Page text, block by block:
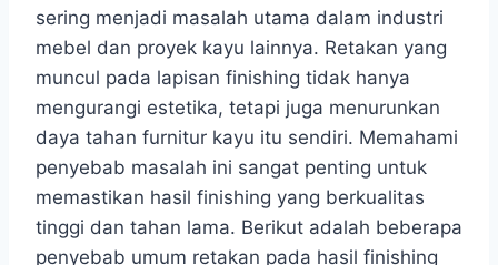
sering menjadi masalah utama dalam industri
mebel dan proyek kayu lainnya. Retakan yang
muncul pada lapisan finishing tidak hanya
mengurangi estetika, tetapi juga menurunkan
daya tahan furnitur kayu itu sendiri. Memahami
penyebab masalah ini sangat penting untuk
memastikan hasil finishing yang berkualitas
tinggi dan tahan lama. Berikut adalah beberapa
penyebab umum retakan pada hasil finishing